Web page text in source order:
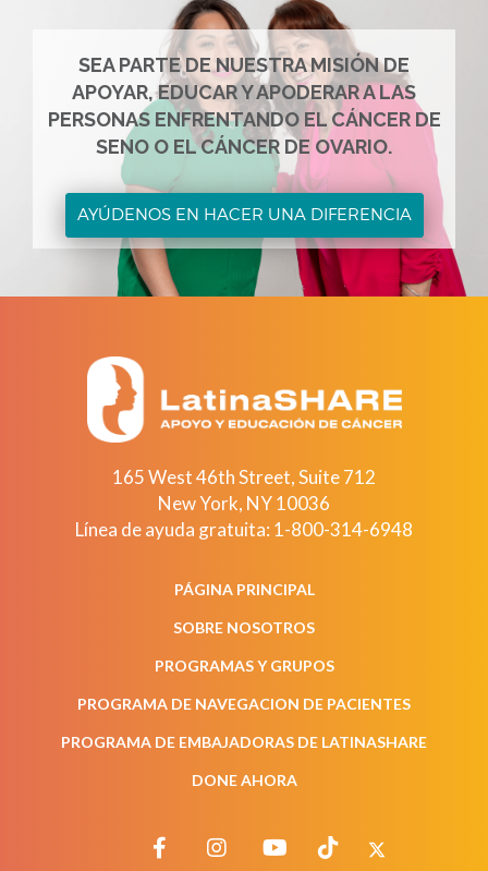
SEA PARTE DE NUESTRA MISIÓN DE
APOYAR, EDUCAR Y APODERAR A LAS
PERSONAS ENFRENTANDO EL CÁNCER DE
SENO O EL CÁNCER DE OVARIO.
AYÚDENOS EN HACER UNA DIFERENCIA
165 West 46th Street, Suite 712
New York, NY10036
Línea de ayuda gratuita: 1-800-314-6948
PÁGINA PRINCIPAL
SOBRE NOSOTROS
PROGRAMAS Y GRUPOS
PROGRAMA DE NAVEGACION DE PACIENTES
PROGRAMA DE EMBAJADORAS DE LATINASHARE
DONE AHORA